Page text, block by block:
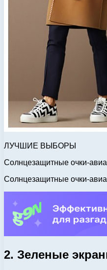
ЛУЧШИЕ ВЫБОРЫ
Солнцезащитные очки-
Солнцезащитные очки-
2. Зеленые